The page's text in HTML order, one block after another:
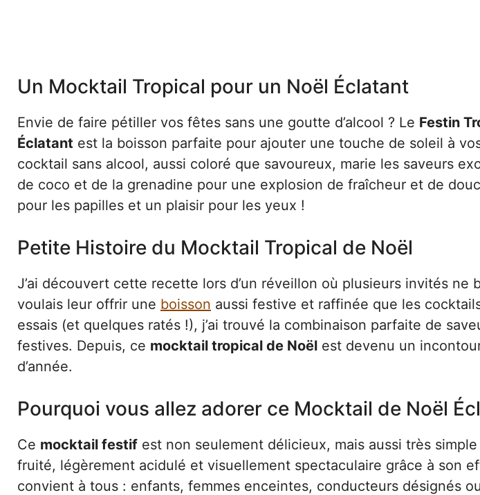
Un Mocktail Tropical pour un Noël Éclatant
Envie de faire pétiller vos fêtes sans une goutte d’alcool ? Le Festin
Éclatant est la boisson parfaite pour ajouter une touche de soleil à
cocktail sans alcool, aussi coloré que savoureux, marie les saveurs
de coco et de la grenadine pour une explosion de fraîcheur et de
pour les papilles et un plaisir pour les yeux !
Petite Histoire du Mocktail Tropical de Noël
J’ai découvert cette recette lors d’un réveillon où plusieurs invités ne
voulais leur offrir une boisson aussi festive et raffinée que les
essais (et quelques ratés !), j’ai trouvé la combinaison parfaite de
festives. Depuis, ce mocktail tropical de Noël est devenu un
d’année.
Pourquoi vous allez adorer ce Mocktail de Noël
Ce mocktail festif est non seulement délicieux, mais aussi très
fruité, légèrement acidulé et visuellement spectaculaire grâce à son
convient à tous : enfants, femmes enceintes, conducteurs désignés